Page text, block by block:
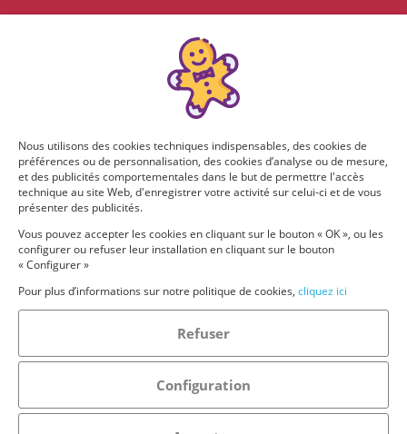
Nous utilisons des cookies techniques indispensables, des cookies de
préférences ou de personnalisation, des cookies d’analyse ou de mesure,
et des publicités comportementales dans le but de permettre l'accès
technique au site Web, d'enregistrer votre activité sur celui-ci et de vous
présenter des publicités.
Vous pouvez accepter les cookies en cliquant sur le bouton « OK », ou les
configurer ou refuser leur installation en cliquant sur le bouton
« Configurer »
Pour plus d’informations sur notre politique de cookies, cliquez ici
Refuser
Configuration